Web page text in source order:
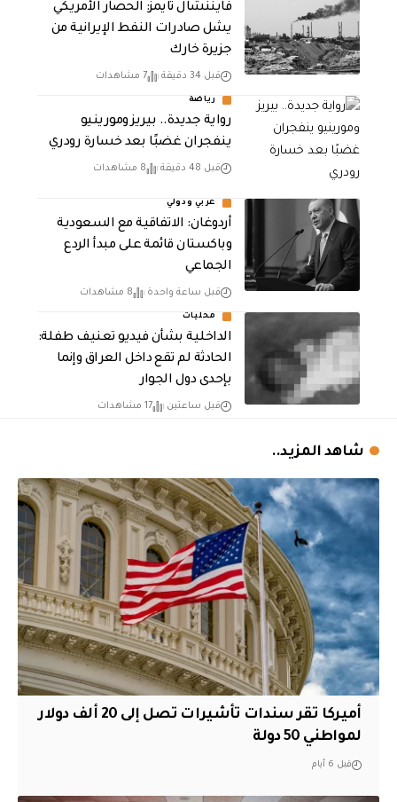
فايننشال تايمز: الحصار الأمريكي
يشل صادرات النفط الإيرانية من
جزيرة خارك
قبل 34 دقيقة 7 مشاهدات
رياضة
رواية جديدة.. بيريز ومورينيو
ينفجران غضبًا بعد خسارة رودري
قبل 48 دقيقة 8 مشاهدات
عربي ودولي
أردوغان: الاتفاقية مع السعودية
وباكستان قائمة على مبدأ الردع
الجماعي
قبل ساعة واحدة 8 مشاهدات
محليات
الداخلية بشأن فيديو تعنيف طفلة:
الحادثة لم تقع داخل العراق وإنما
بإحدى دول الجوار
قبل ساعتين 17 مشاهدات
شاهد المزيد..
أميركا تقر سندات تأشيرات تصل إلى 20 ألف دولار
لمواطني 50 دولة
قبل 6 أيام